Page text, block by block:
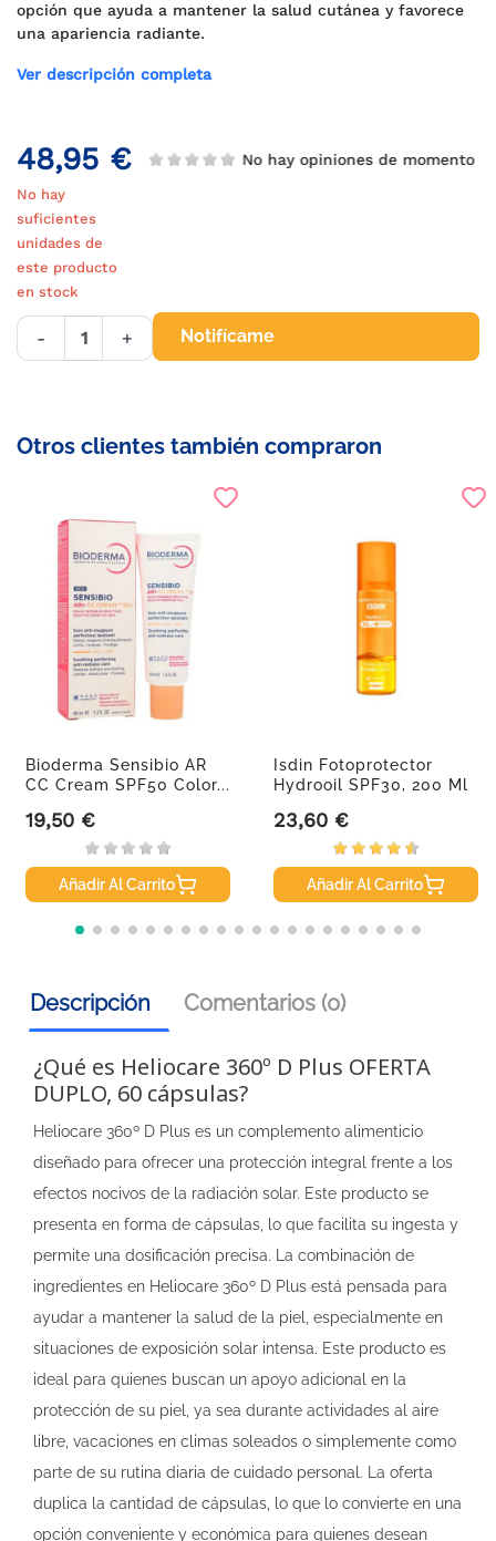
opción que ayuda a mantener la salud cutánea y favorece
una apariencia radiante.
Ver descripción completa
48,95 € No hay opiniones de momento
No hay
suficientes
unidades de
este producto
en stock
- + Notifícame
Otros clientes también compraron
Bioderma Sensibio AR
CC Cream SPF50 Color...
Precio
19,50 €
Añadir Al Carrito
Isdin Fotoprotector
Hydrooil SPF30, 200 Ml
Precio
23,60 €
Añadir Al Carrito
Descripción Comentarios (0)
¿Qué es Heliocare 360º D Plus OFERTA
DUPLO, 60 cápsulas?
Heliocare 360º D Plus es un complemento alimenticio
diseñado para ofrecer una protección integral frente a los
efectos nocivos de la radiación solar. Este producto se
presenta en forma de cápsulas, lo que facilita su ingesta y
permite una dosificación precisa. La combinación de
ingredientes en Heliocare 360º D Plus está pensada para
ayudar a mantener la salud de la piel, especialmente en
situaciones de exposición solar intensa. Este producto es
ideal para quienes buscan un apoyo adicional en la
protección de su piel, ya sea durante actividades al aire
libre, vacaciones en climas soleados o simplemente como
parte de su rutina diaria de cuidado personal. La oferta
duplica la cantidad de cápsulas, lo que lo convierte en una
opción conveniente y económica para quienes desean